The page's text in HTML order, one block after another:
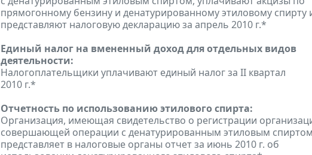
прямогонному бензину и денатурированному этиловому спирту
представляют налоговую декларацию за апрель 2010 г.*
Единый налог на вмененный доход для отдельных видов
деятельности:
Налогоплательщики уплачивают единый налог за II квартал
2010 г.*
Отчетность по использованию этилового спирта:
Организация, имеющая свидетельство о регистрации
совершающей операции с денатурированным этиловым
представляет в налоговые органы отчет за июнь 2010 г. об